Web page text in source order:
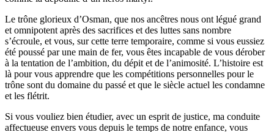
Le trône glorieux d’Osman, que nos ancêtres nous ont légué grand
et omnipotent après des sacrifices et des luttes sans nombre
s’écroule, et vous, sur cette terre temporaire, comme si vous eussiez
été poussé par une main de fer, vous êtes incapable de vous dérober
à la tentation de l’ambition, du dépit et de l’animosité. L’histoire est
là pour vous apprendre que les compétitions personnelles pour le
trône sont du domaine du passé et que le siècle actuel les condamne
et les flétrit.
Si vous vouliez bien étudier, avec un esprit de justice, ma conduite
affectueuse envers vous depuis le temps de notre enfance, vous